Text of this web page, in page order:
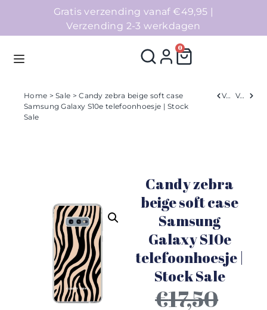
Gratis verzending vanaf €49,95 |
Verzending 2-3 werkdagen
0
Homepage
Collecties
Contact
Home >Sale > Candy zebra beige soft case
Samsung Galaxy S10e telefoonhoesje | Stock
Sale
Verleden Volgend
Candy zebra
beige soft case
Samsung
Galaxy S10e
telefoonhoesje |
Stock Sale
€17,50